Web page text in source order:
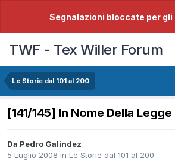
Segnalazioni bloccate per gli
TWF - Tex Willer Forum
Le Storie dal 101 al 200
[141/145] In Nome Della Legge
Da Pedro Galindez
5 Luglio 2008 in Le Storie dal 101 al 200